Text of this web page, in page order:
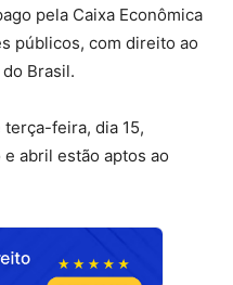
pela Caixa Econômica
públicos, com direito ao
Brasil.
feira, dia 15,
abril estão aptos ao